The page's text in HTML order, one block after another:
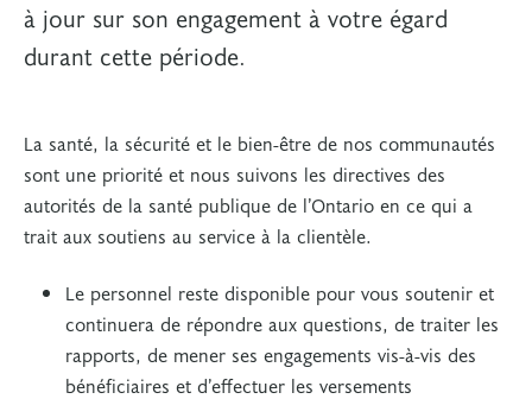
à jour sur son engagement à votre égard
durant cette période.
La santé, la sécurité et le bien-être de nos communautés
sont une priorité et nous suivons les directives des
autorités de la santé publique de l’Ontario en ce qui a
trait aux soutiens au service à la clientèle.
Le personnel reste disponible pour vous soutenir et
continuera de répondre aux questions, de traiter les
rapports, de mener ses engagements vis-à-vis des
bénéficiaires et d’effectuer les versements